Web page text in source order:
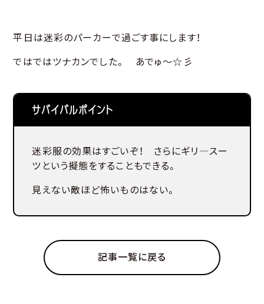
平日は迷彩のパーカーで過ごす事にします！
ではではツナカンでした。 あでゅ～☆彡
サバイバルポイント
迷彩服の効果はすごいぞ！ さらにギリ―スー
ツという擬態をすることもできる。
見えない敵ほど怖いものはない。
記事一覧に戻る